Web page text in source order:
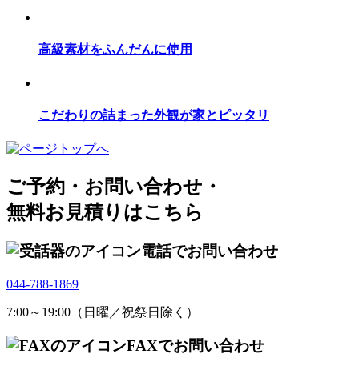
高級素材をふんだんに使用
こだわりの詰まった外観が家とピッタリ
ご予約・お問い合わせ・
無料お見積りはこちら
電話でお問い合わせ
044-788-1869
7:00～19:00（日曜／祝祭日除く）
FAXでお問い合わせ